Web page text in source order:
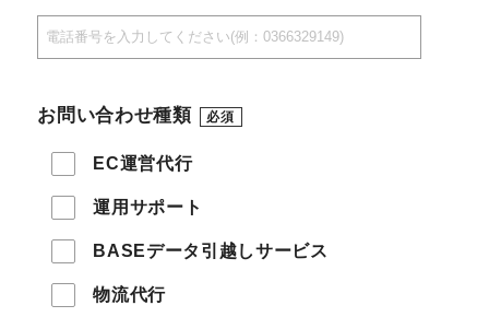
お問い合わせ種類 必須
EC運営代行
運用サポート
BASEデータ引越しサービス
物流代行